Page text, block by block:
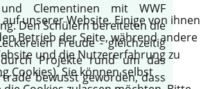
Clementinen mit WWF
Den Schülern bereiteten die
Freude - gleichzeitig
Projekte rund um das
bewusst geworden, dass
unserer Website. Einige von ihnen
Betrieb der Seite, während andere
und die Nutzererfahrung zu
Cookies). Sie können selbst